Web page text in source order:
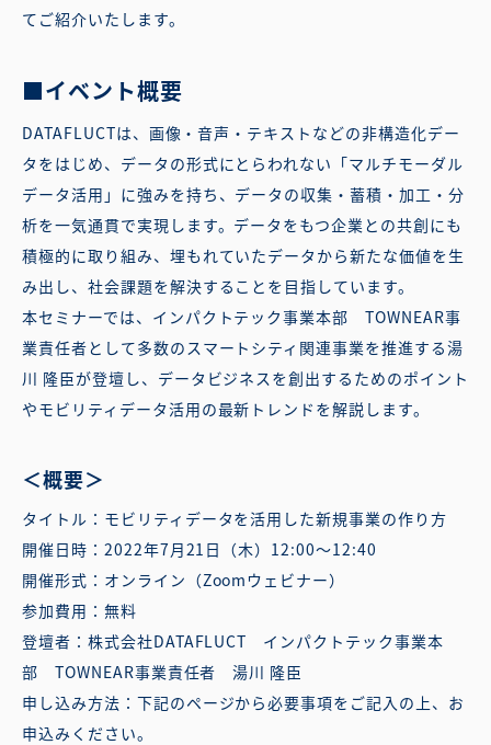
てご紹介いたします。
■イベント概要
DATAFLUCTは、画像・音声・テキストなどの非構造化デー
タをはじめ、データの形式にとらわれない「マルチモーダル
データ活用」に強みを持ち、データの収集・蓄積・加工・分
析を一気通貫で実現します。データをもつ企業との共創にも
積極的に取り組み、埋もれていたデータから新たな価値を生
み出し、社会課題を解決することを目指しています。
本セミナーでは、インパクトテック事業本部 TOWNEAR事
業責任者として多数のスマートシティ関連事業を推進する湯
川 隆臣が登壇し、データビジネスを創出するためのポイント
やモビリティデータ活用の最新トレンドを解説します。
＜概要＞
タイトル：モビリティデータを活用した新規事業の作り方
開催日時：2022年7月21日（木）12:00〜12:40
開催形式：オンライン（Zoomウェビナー）
参加費用：無料
登壇者：株式会社DATAFLUCT インパクトテック事業本
部 TOWNEAR事業責任者 湯川 隆臣
申し込み方法：下記のページから必要事項をご記入の上、お
申込みください。